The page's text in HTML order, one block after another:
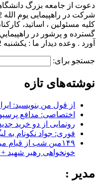
دعوت از جامعه بزرگ
کليه مسئولین ، اساتيد،
آورد . وعده دیدار ما : یکشنبه 22 بهمن ماه ساعت
جستجو برای:
نوشته‌های تازه
از قول من بنویسید:
اختصاصی: مدافع
رونمایی از دو خرید
فوری: جواد نکونام به
۱۴۹مین شب از
خونخواهی رهبر شهید +
مدیر :